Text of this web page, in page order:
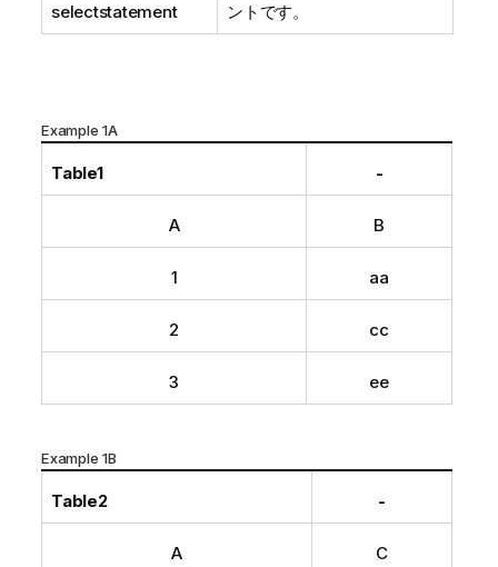
selectstatement
ントです。
Example 1A
Table1 -
A B
1 aa
2 cc
3 ee
Example 1B
Table2 -
A C